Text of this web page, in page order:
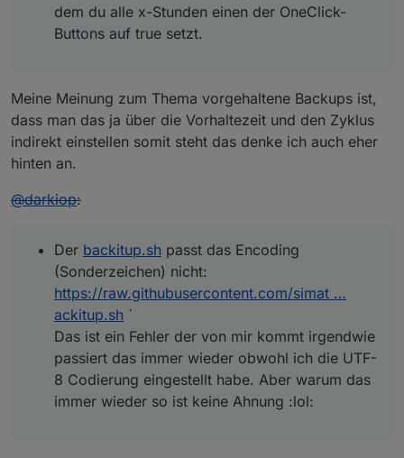
dem du alle x-Stunden einen der OneClick-
Buttons auf true setzt.
Meine Meinung zum Thema vorgehaltene Backups ist,
dass man das ja über die Vorhaltezeit und den Zyklus
indirekt einstellen somit steht das denke ich auch eher
hinten an.
@darkiop:
Der backitup.sh passt das Encoding
(Sonderzeichen) nicht:
https://raw.githubusercontent.com/simat …
ackitup.sh `
Das ist ein Fehler der von mir kommt irgendwie
passiert das immer wieder obwohl ich die UTF-
8 Codierung eingestellt habe. Aber warum das
immer wieder so ist keine Ahnung :lol: